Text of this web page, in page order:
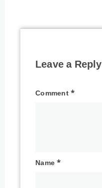
Leave a Reply
Comment*
Name*